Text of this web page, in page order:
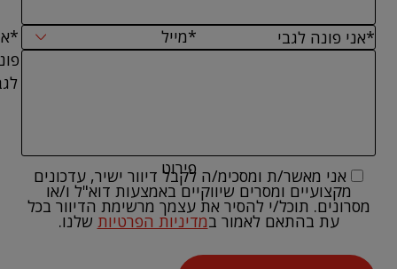
*מייל
פירוט
אני מאשר/ת ומסכימ/ה לקבל דיוור ישיר, עדכונים
מקצועיים ומסרים שיווקיים באמצעות דוא"ל ו/או
מסרונים. תוכל/י להסיר את עצמך מרשימת הדיוור בכל
עת בהתאם לאמור במדיניות הפרטיות שלנו.